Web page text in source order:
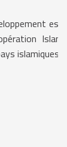
est
islamiques.